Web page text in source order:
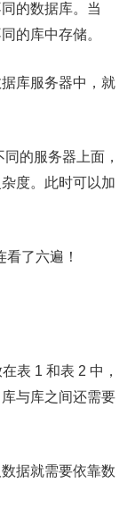
的数据库。当
的库中存储。
库服务器中，就
的服务器上面，
度。此时可以加
表 1 和表 2 中，
与库之间还需要
据就需要依靠数